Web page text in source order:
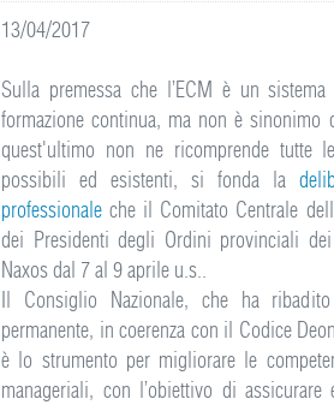
13/04/2017
Sulla premessa che l’ECM è un
formazione continua, ma non è sinonimo
quest'ultimo non ne ricomprende tutte
possibili ed esistenti, si fonda la
professionale che il Comitato Centrale
dei Presidenti degli Ordini provinciali
Naxos dal 7 al 9 aprile u.s..
Il Consiglio Nazionale, che ha
permanente, in coerenza con il Codice
è lo strumento per migliorare le
manageriali, con l’obiettivo di assicurare